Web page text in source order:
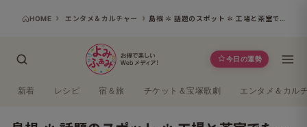
HOME エンタメ＆カルチャー 島根 ✽ 話題のスポット ✽ 工場と茶室でたっぷり楽しむ抹茶 中村茶舗 工場見学＆抹茶体験（松江市）
今日の運勢
新着 レシピ 宿＆旅 チケット＆宝塚歌劇 エンタメ＆カル